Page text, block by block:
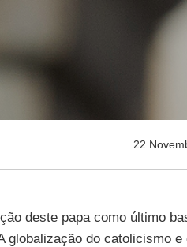
22
deste papa como último
globalização do catolicismo e